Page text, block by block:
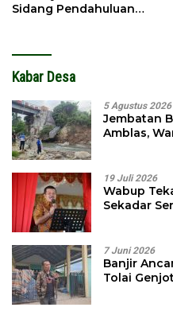
Sidang Pendahuluan
Kabar Desa
5 Agustus 2026
Jembatan
Amblas,
19 Juli 2026
Wabup
Sekadar
7 Juni 2026
Banjir
Tolai